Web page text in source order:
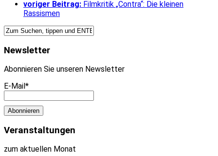
voriger Beitrag: Filmkritik „Contra“: Die kleinen
Rassismen
Newsletter
Abonnieren Sie unseren Newsletter
E-Mail*
Veranstaltungen
zum aktuellen Monat